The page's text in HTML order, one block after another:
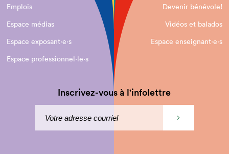
Emplois
Devenir bénévole!
Espace médias
Vidéos et balados
Espace exposant·e⋅s
Espace enseignant·e⋅s
Espace professionnel·le⋅s
Inscrivez-vous à l'infolettre